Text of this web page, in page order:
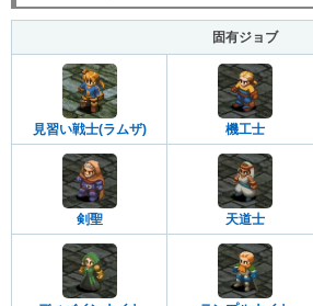
固有ジョブ
見習い戦士(ラムザ) 機工士
剣聖 天道士